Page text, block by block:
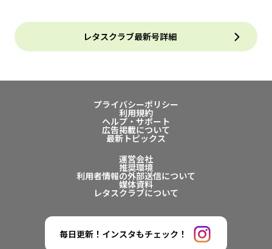
レタスクラブ最新号詳細
プライバシーポリシー
利用規約
ヘルプ・サポート
広告掲載について
最新トピックス
運営会社
推奨環境
利用者情報の外部送信について
媒体資料
レタスクラブについて
毎日更新！インスタもチェック！